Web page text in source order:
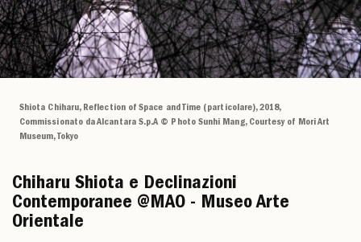
Shiota Chiharu, Reflection of Space and Time (particolare), 2018,
Commissionato da Alcantara S.p.A © Photo Sunhi Mang, Courtesy of Mori Art
Museum, Tokyo
Chiharu Shiota e Declinazioni
Contemporanee @MAO - Museo Arte
Orientale